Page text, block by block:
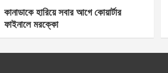
কানাডাকে হারিয়ে সবার আগে কোয়ার্টার
ফাইনালে মরক্কো